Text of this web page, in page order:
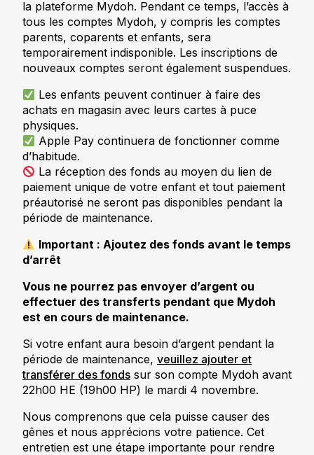
la plateforme Mydoh. Pendant ce temps, l’accès à
tous les comptes Mydoh, y compris les comptes
parents, coparents et enfants, sera
temporairement indisponible. Les inscriptions de
nouveaux comptes seront également suspendues.
Les enfants peuvent continuer à faire des
achats en magasin avec leurs cartes à puce
physiques.
Apple Pay continuera de fonctionner comme
d’habitude.
La réception des fonds au moyen du lien de
paiement unique de votre enfant et tout paiement
préautorisé ne seront pas disponibles pendant la
période de maintenance.
Important : Ajoutez des fonds avant le temps
d’arrêt
Vous ne pourrez pas envoyer d’argent ou
effectuer des transferts pendant que Mydoh
est en cours de maintenance.
Si votre enfant aura besoin d’argent pendant la
période de maintenance, veuillez ajouter et
transférer des fonds sur son compte Mydoh avant
22h00 HE (19h00 HP) le mardi 4 novembre.
Nous comprenons que cela puisse causer des
gênes et nous apprécions votre patience. Cet
entretien est une étape importante pour rendre